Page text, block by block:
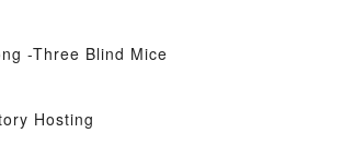
-Three Blind Mice
Hosting